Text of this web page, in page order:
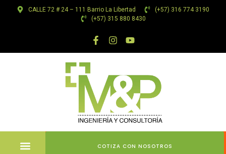
CALLE 72 # 24 – 111 Barrio La Libertad
(+57) 316 774 3190
(+57) 315 880 8430
COTIZA CON NOSOTROS